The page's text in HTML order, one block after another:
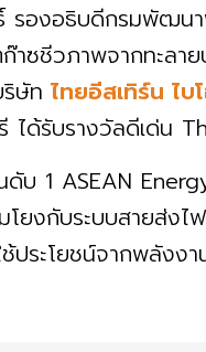
รองอธิบดีกรมพัฒน
าซชีวภาพจากทะลา
ษัท ไทยอีสเทิร์น ไบ
ด้รับรางวัลดีเด่น
นดับ 1 ASEAN
มโยงกับระบบสายส่
ประโยชน์จากพลังง